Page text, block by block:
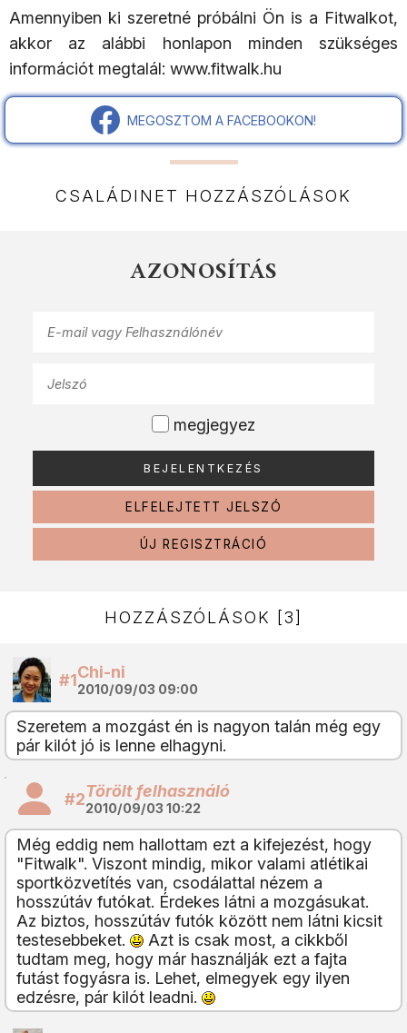
Amennyiben ki szeretné próbálni Ön is a Fitwalkot,
akkor az alábbi honlapon minden szükséges
információt megtalál: www.fitwalk.hu
MEGOSZTOM A FACEBOOKON!
CSALÁDINET HOZZÁSZÓLÁSOK
AZONOSÍTÁS
megjegyez
ELFELEJTETT JELSZÓ
ÚJ REGISZTRÁCIÓ
HOZZÁSZÓLÁSOK [3]
#1Chi-ni
2010/09/03 09:00
Szeretem a mozgást én is nagyon talán még egy
pár kilót jó is lenne elhagyni.
#2Törölt felhasználó
2010/09/03 10:22
Még eddig nem hallottam ezt a kifejezést, hogy
"Fitwalk". Viszont mindig, mikor valami atlétikai
sportközvetítés van, csodálattal nézem a
hosszútáv futókat. Érdekes látni a mozgásukat.
Az biztos, hosszútáv futók között nem látni kicsit
testesebbeket.
Azt is csak most, a cikkből
tudtam meg, hogy már használják ezt a fajta
futást fogyásra is. Lehet, elmegyek egy ilyen
edzésre, pár kilót leadni.